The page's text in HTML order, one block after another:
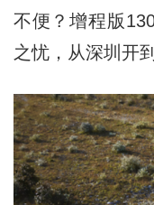
不便？增程版
之忧，从深圳开